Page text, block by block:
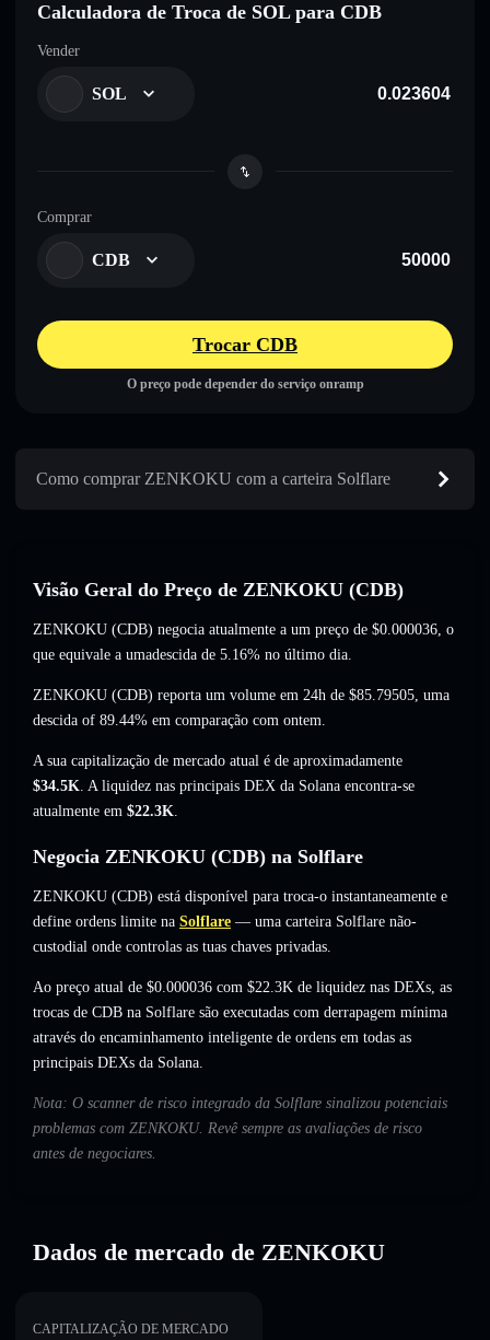
Calculadora de Troca de SOL para CDB
Vender
SOL
Comprar
CDB
Trocar CDB
O preço pode depender do serviço onramp
Como comprar ZENKOKU com a carteira Solflare
Visão Geral do Preço de ZENKOKU (CDB)
ZENKOKU (CDB) negocia atualmente a um preço de $0.000036, o
que equivale a umadescida de 5.16% no último dia.
ZENKOKU (CDB) reporta um volume em 24h de $85.79505, uma
descida of 89.44% em comparação com ontem.
A sua capitalização de mercado atual é de aproximadamente
$34.5K. A liquidez nas principais DEX da Solana encontra-se
atualmente em $22.3K.
Negocia ZENKOKU (CDB) na Solflare
ZENKOKU (CDB) está disponível para troca-o instantaneamente e
define ordens limite na Solflare — uma carteira Solflare não-
custodial onde controlas as tuas chaves privadas.
Ao preço atual de $0.000036 com $22.3K de liquidez nas DEXs, as
trocas de CDB na Solflare são executadas com derrapagem mínima
através do encaminhamento inteligente de ordens em todas as
principais DEXs da Solana.
Nota: O scanner de risco integrado da Solflare sinalizou potenciais
problemas com ZENKOKU. Revê sempre as avaliações de risco
antes de negociares.
Dados de mercado de ZENKOKU
CAPITALIZAÇÃO DE MERCADO